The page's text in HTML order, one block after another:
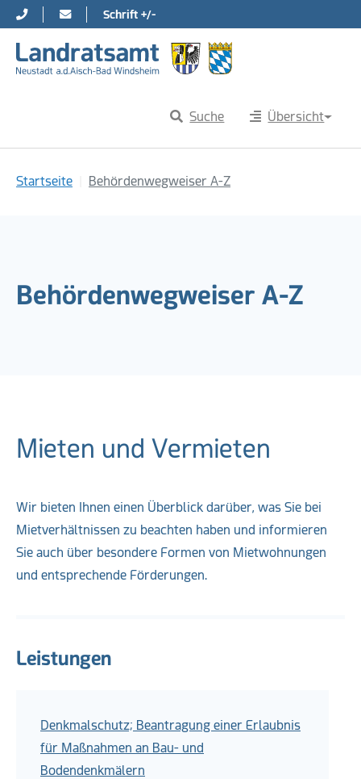
Direkt zur Hauptnavigation springen
Direkt zum Inhalt springen
Schrift +/-
Suche Übersicht
Startseite Behördenwegweiser A-Z
Behördenwegweiser A-Z
Mieten und Vermieten
Wir bieten Ihnen einen Überblick darüber, was Sie bei
Mietverhältnissen zu beachten haben und informieren
Sie auch über besondere Formen von Mietwohnungen
und entsprechende Förderungen.
Leistungen
Denkmalschutz; Beantragung einer Erlaubnis
für Maßnahmen an Bau- und
Bodendenkmälern